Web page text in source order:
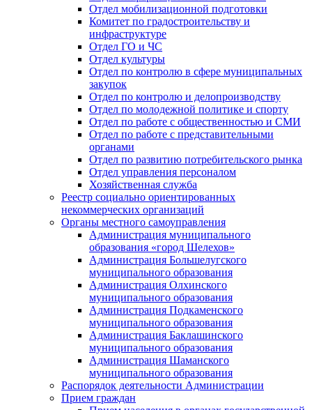
Отдел мобилизационной подготовки
Комитет по градостроительству и
инфраструктуре
Отдел ГО и ЧС
Отдел культуры
Отдел по контролю в сфере муниципальных
закупок
Отдел по контролю и делопроизводству
Отдел по молодежной политике и спорту
Отдел по работе с общественностью и СМИ
Отдел по работе с представительными
органами
Отдел по развитию потребительского рынка
Отдел управления персоналом
Хозяйственная служба
Реестр социально ориентированных
некоммерческих организаций
Органы местного самоуправления
Администрация муниципального
образования «город Шелехов»
Администрация Большелугского
муниципального образования
Администрация Олхинского
муниципального образования
Администрация Подкаменского
муниципального образования
Администрация Баклашинского
муниципального образования
Администрация Шаманского
муниципального образования
Распорядок деятельности Администрации
Прием граждан